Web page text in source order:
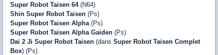
Super Robot Taisen 64(N64)
Shin Super Robot Taisen (Ps)
Super Robot Taisen Alpha (Ps)
Super Robot Taisen Alpha Gaiden (Ps)
Dai 2 Ji Super Robot Taisen (dans Super Robot Taisen Complet
Box) (Ps)